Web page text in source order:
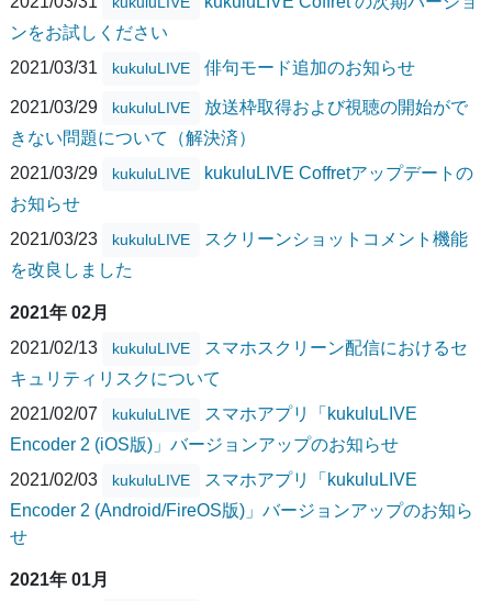
ンをお試しください
2021/03/31
kukuluLIVE 俳句モード追加のお知らせ
2021/03/29 kukuluLIVE
放送枠取得および視聴の開始がで
きない問題について（解決済）
2021/03/29
kukuluLIVE
kukuluLIVE Coffretアップデートの
お知らせ
2021/03/23
kukuluLIVE
スクリーンショットコメント機能
を改良しました
2021年 02月
2021/02/13
kukuluLIVE
スマホスクリーン配信におけるセ
キュリティリスクについて
2021/02/07
kukuluLIVE
スマホアプリ「kukuluLIVE
Encoder 2 (iOS版)」バージョンアップのお知らせ
2021/02/03
kukuluLIVE
スマホアプリ「kukuluLIVE
Encoder 2 (Android/FireOS版)」バージョンアップのお知ら
せ
2021年 01月